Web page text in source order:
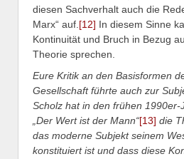
diesen Sachverhalt auch die
Marx“ auf. [12] In diesem Sinne
Kontinuität und Bruch in Bezug
Theorie sprechen.
Eure Kritik an den Basisformen
Gesellschaft führte auch zur
Scholz hat in den frühen 1990er-
„Der Wert ist der Mann“[13] die
das moderne Subjekt seinem
konstituiert ist und dass diese